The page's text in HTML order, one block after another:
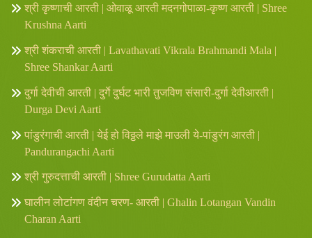
श्री कृष्णाची आरती | ओवाळू आरती मदनगोपाळा-कृष्ण आरती | Shree
Krushna Aarti
श्री शंकराची आरती | Lavathavati Vikrala Brahmandi Mala |
Shree Shankar Aarti
दुर्गा देवीची आरती | दुर्गे दुर्घट भारी तुजविण संसारी-दुर्गा देवीआरती |
Durga Devi Aarti
पांडुरंगाची आरती | येई हो विठ्ठले माझे माउली ये-पांडुरंग आरती |
Pandurangachi Aarti
श्री गुरुदत्ताची आरती | Shree Gurudatta Aarti
घालीन लोटांगण वंदीन चरण- आरती | Ghalin Lotangan Vandin
Charan Aarti